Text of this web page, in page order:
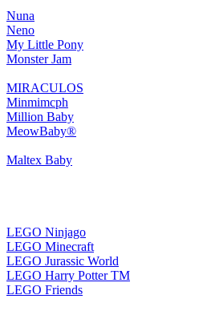
Nuna
Neno
My Little Pony
Monster Jam
MIRACULOS
Minmimcph
Million Baby
MeowBaby®
Maltex Baby
LEGO Ninjago
LEGO Minecraft
LEGO Jurassic World
LEGO Harry Potter TM
LEGO Friends